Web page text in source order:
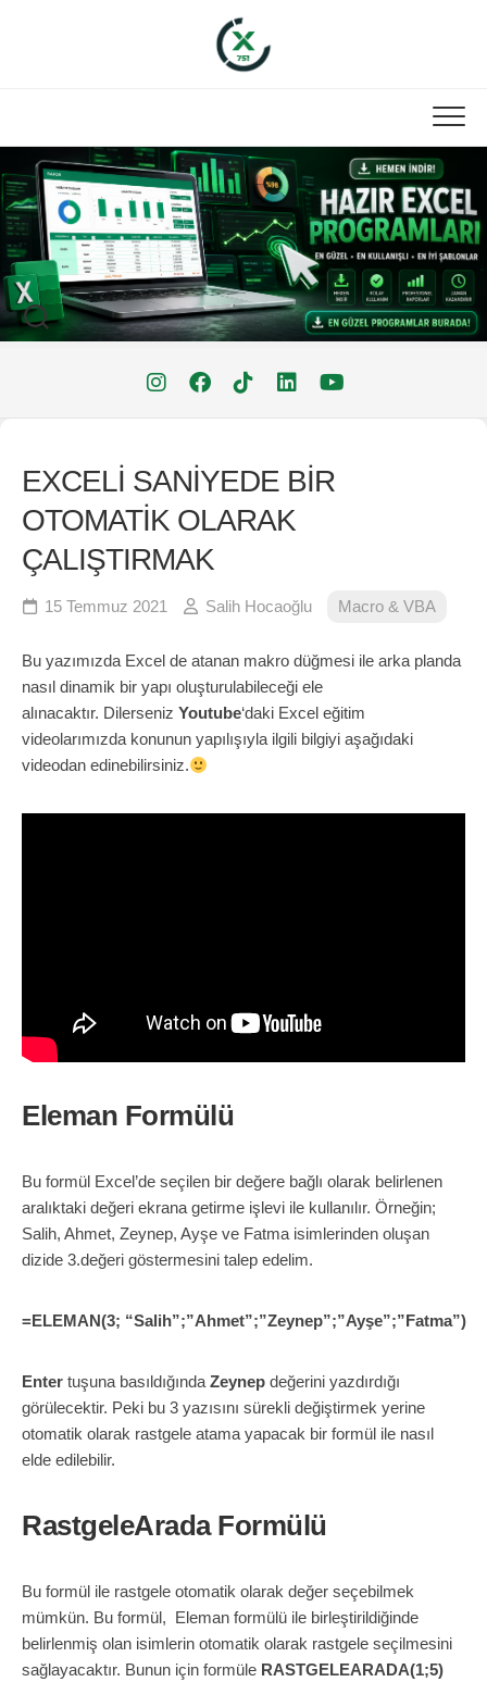
EXCELİ SANİYEDE BİR
OTOMATİK OLARAK
ÇALIŞTIRMAK
15 Temmuz 2021 Salih Hocaoğlu Macro & VBA
Bu yazımızda Excel de atanan makro düğmesi ile arka planda
nasıl dinamik bir yapı oluşturulabileceği ele
alınacaktır. Dilerseniz Youtube‘daki Excel eğitim
videolarımızda konunun yapılışıyla ilgili bilgiyi aşağıdaki
videodan edinebilirsiniz.
Eleman Formülü
Bu formül Excel’de seçilen bir değere bağlı olarak belirlenen
aralıktaki değeri ekrana getirme işlevi ile kullanılır. Örneğin;
Salih, Ahmet, Zeynep, Ayşe ve Fatma isimlerinden oluşan
dizide 3.değeri göstermesini talep edelim.
=ELEMAN(3; “Salih”;”Ahmet”;”Zeynep”;”Ayşe”;”Fatma”)
Enter tuşuna basıldığında Zeynep değerini yazdırdığı
görülecektir. Peki bu 3 yazısını sürekli değiştirmek yerine
otomatik olarak rastgele atama yapacak bir formül ile nasıl
elde edilebilir.
RastgeleArada Formülü
Bu formül ile rastgele otomatik olarak değer seçebilmek
mümkün. Bu formül, Eleman formülü ile birleştirildiğinde
belirlenmiş olan isimlerin otomatik olarak rastgele seçilmesini
sağlayacaktır. Bunun için formüle RASTGELEARADA(1;5)